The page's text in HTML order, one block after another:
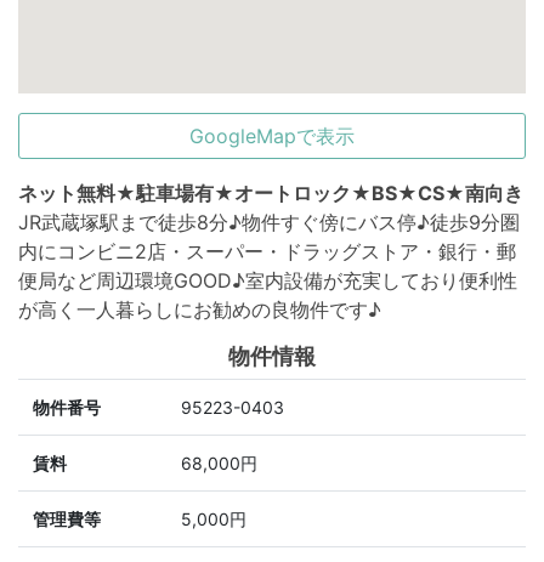
GoogleMapで表示
ネット無料★駐車場有★オートロック★BS★CS★南向き
JR武蔵塚駅まで徒歩8分♪物件すぐ傍にバス停♪徒歩9分圏
内にコンビニ2店・スーパー・ドラッグストア・銀行・郵
便局など周辺環境GOOD♪室内設備が充実しており便利性
が高く一人暮らしにお勧めの良物件です♪
物件情報
物件番号 95223-0403
賃料 68,000円
管理費等 5,000円